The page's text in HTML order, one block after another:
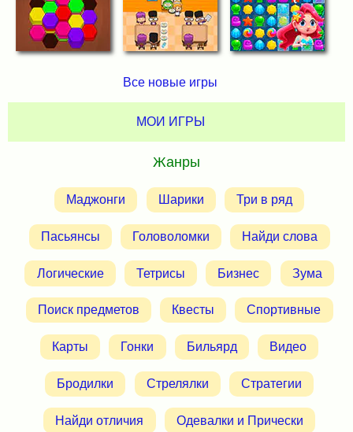
Все новые игры
МОИ ИГРЫ
Жанры
Маджонги Шарики Три в ряд
Пасьянсы Головоломки Найди слова
Логические Тетрисы Бизнес Зума
Поиск предметов Квесты Спортивные
Карты Гонки Бильярд Видео
Бродилки Стрелялки Стратегии
Найди отличия Одевалки и Прически